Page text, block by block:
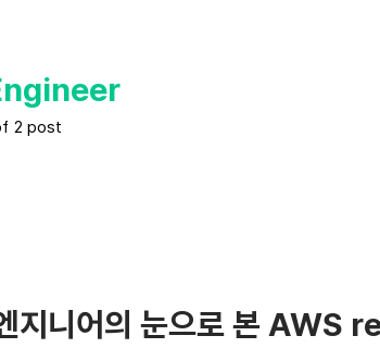
2 post
지니어의 눈으로 본 AWS